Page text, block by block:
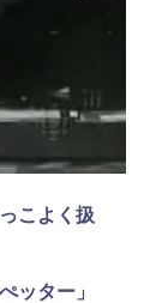
こよく扱
ッター」